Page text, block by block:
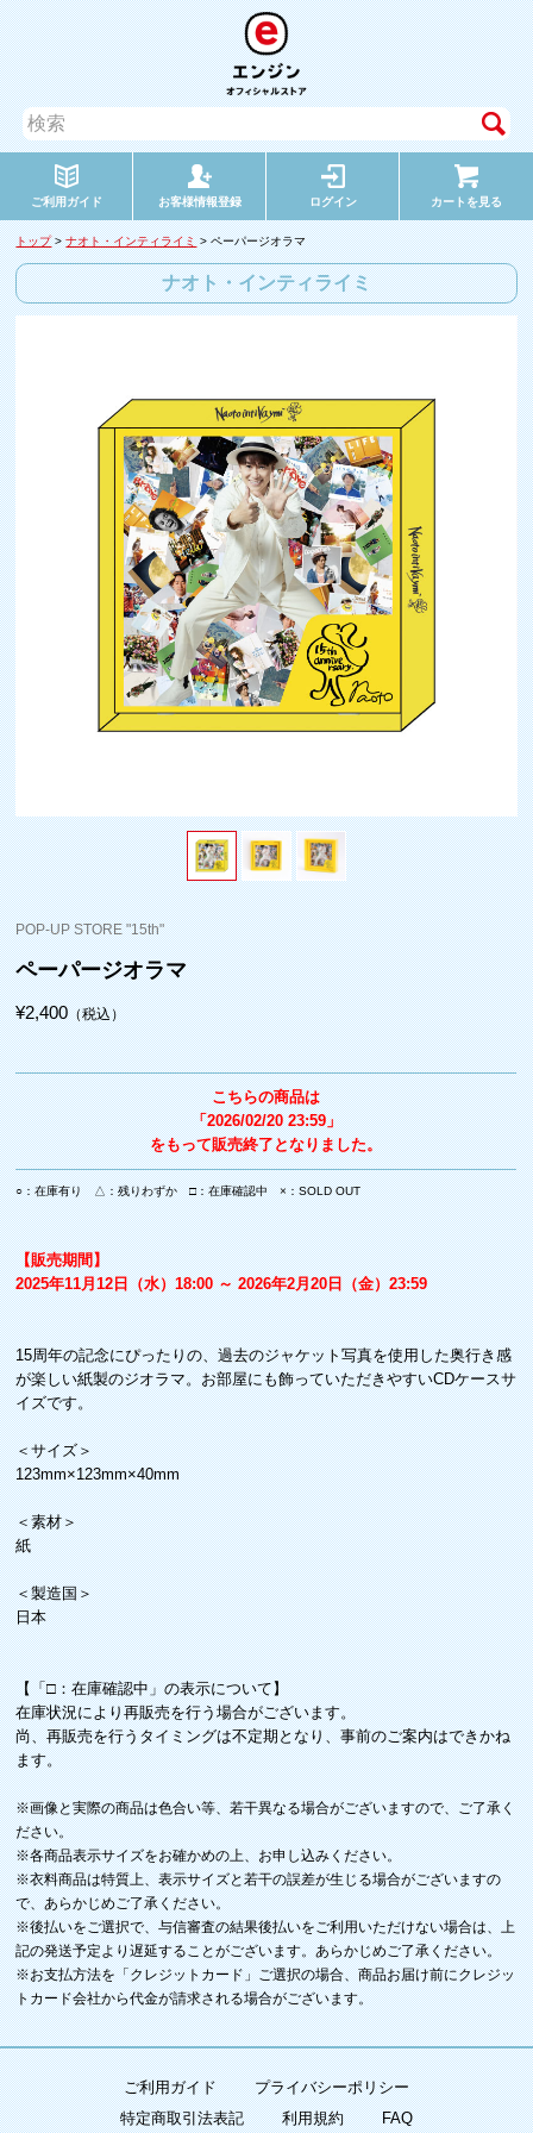
ご利用ガイド お客様情報登録 ログイン カートを見る
トップ>ナオト・インティライミ> ペーパージオラマ
ナオト・インティライミ
POP-UP STORE "15th"
ペーパージオラマ
¥2,400（税込）
こちらの商品は
「2026/02/20 23:59」
をもって販売終了となりました。
○：在庫有り △：残りわずか □：在庫確認中 ×：SOLD OUT
【販売期間】
2025年11月12日（水）18:00 ～ 2026年2月20日（金）23:59
15周年の記念にぴったりの、過去のジャケット写真を使用した奥行き感
が楽しい紙製のジオラマ。お部屋にも飾っていただきやすいCDケースサ
イズです。
＜サイズ＞
123mm×123mm×40mm
＜素材＞
紙
＜製造国＞
日本
【「□：在庫確認中」の表示について】
在庫状況により再販売を行う場合がございます。
尚、再販売を行うタイミングは不定期となり、事前のご案内はできかね
ます。
※画像と実際の商品は色合い等、若干異なる場合がございますので、ご了承く
ださい。
※各商品表示サイズをお確かめの上、お申し込みください。
※衣料商品は特質上、表示サイズと若干の誤差が生じる場合がございますの
で、あらかじめご了承ください。
※後払いをご選択で、与信審査の結果後払いをご利用いただけない場合は、上
記の発送予定より遅延することがございます。あらかじめご了承ください。
※お支払方法を「クレジットカード」ご選択の場合、商品お届け前にクレジッ
トカード会社から代金が請求される場合がございます。
ご利用ガイド
プライバシーポリシー
特定商取引法表記
利用規約 FAQ